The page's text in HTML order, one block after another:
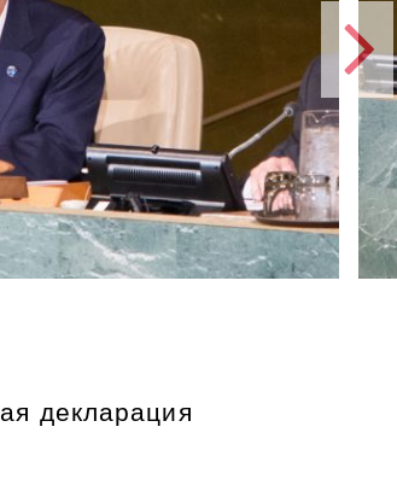
декларация